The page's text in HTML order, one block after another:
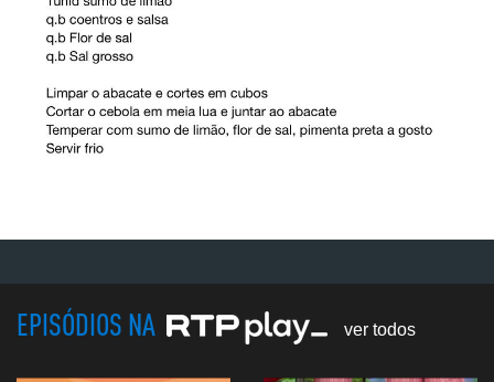
EPISÓDIOS NA ver todos